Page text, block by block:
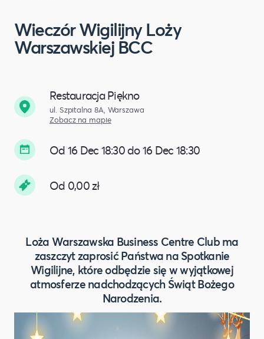
Wieczór Wigilijny Loży
Warszawskiej BCC
Restauracja Piękno
ul. Szpitalna 8A, Warszawa
Zobacz na mapie
Od 16 Dec 18:30 do 16 Dec 18:30
Od 0,00 zł
Loża Warszawska Business Centre Club ma
zaszczyt zaprosić Państwa na Spotkanie
Wigilijne, które odbędzie się w wyjątkowej
atmosferze nadchodzących Świąt Bożego
Narodzenia.